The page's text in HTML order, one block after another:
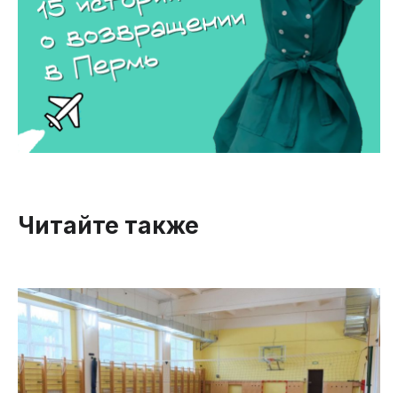
Читайте также